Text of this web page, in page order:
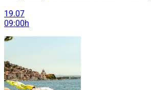
19.07
09:00h